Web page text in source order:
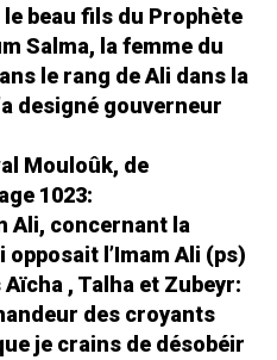
beau fils du Prophète
Salma, la femme du
le rang de Ali dans la
designé gouverneur
Mouloûk, de
1023:
Ali, concernant la
opposait l’Imam Ali (ps)
, Talha et Zubeyr:
des croyants
je crains de désobéir